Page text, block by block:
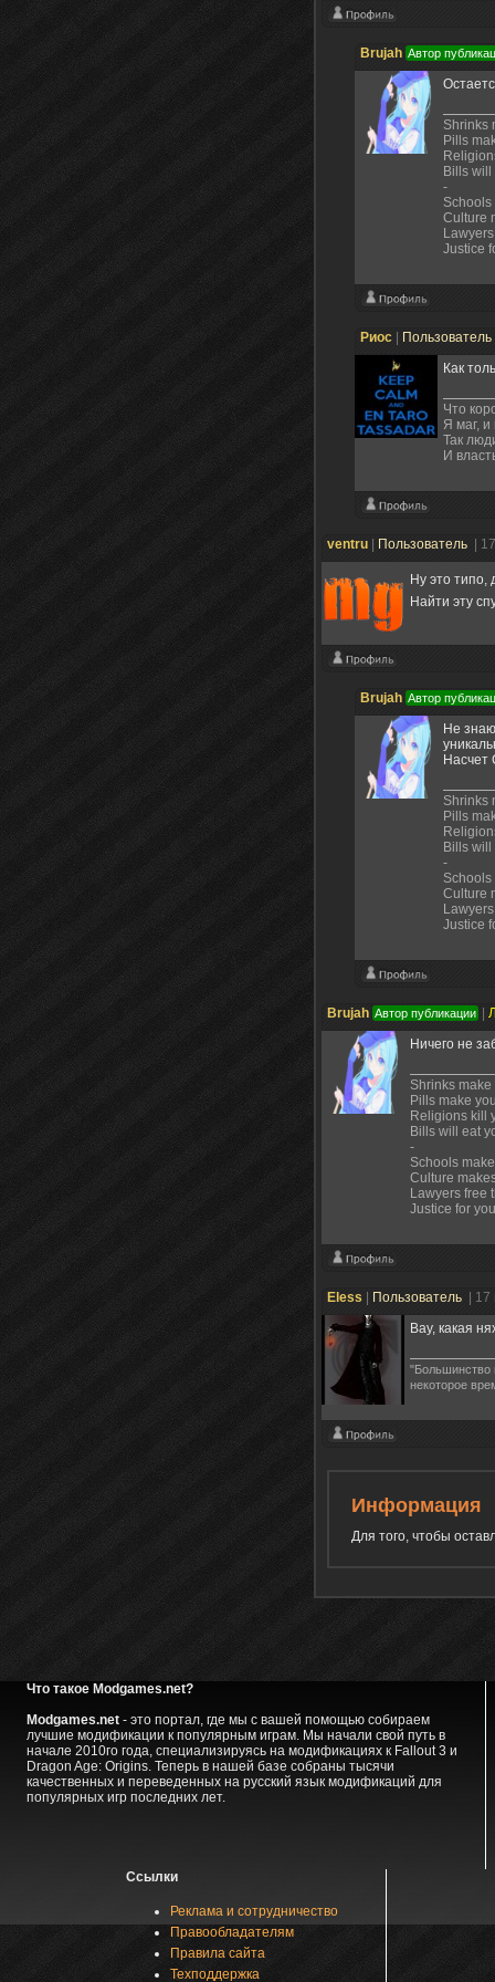
Brujah Автор
Shrinks
Pills
Bills
-
Culture
Justice
Риос
Пользователь
Как
Что
Я маг,
Так
И
ventru Пользователь |
Ну это
Найти эту
Brujah Автор
Не
Насчет
Shrinks
Pills
Bills
-
Culture
Justice
Brujah Автор публикации
Ничего не
Shrinks
Pills make
Religions kill
Bills will eat
-
Schools
Culture
Lawyers free
Justice for
Eless Пользователь
|
Вау, какая
"Большинство
некоторое
Информация
Для того, чтобы
Что такое Modgames.net?
Modgames.net- это портал, где мы с вашей помощью собираем
лучшие модификации к популярным играм. Мы начали свой путь в
начале 2010го года, специализируясь на модификациях к Fallout 3 и
Dragon Age: Origins. Теперь в нашей базе собраны тысячи
качественных и переведенных на русский язык модификаций для
популярных игр последних лет.
Ссылки
Реклама и сотрудничество
Правообладателям
Правила сайта
Техподдержка